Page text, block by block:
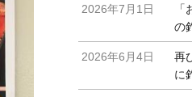
2026年7月1日
の
2026年6月4日
再
に